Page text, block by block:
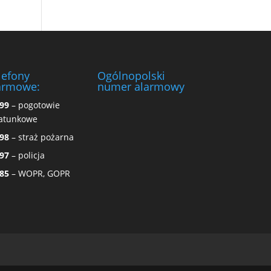
– pogotowie
– straż pożarna
– policja
– WOPR, GOPR
Ogólnopolski
numer alarmowy